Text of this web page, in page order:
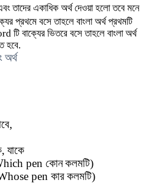
তাদের একাধিক অর্থ দেওয়া হলো তবে মনে
প্রথমে বসে তাহলে বাংলা অর্থ প্রথমটি
টি বাক্যের ভিতরে বসে তাহলে বাংলা অর্থ
হবে.
অর্থ
যাকে
pen কোনকলমটি)
pen কারকলমটি)